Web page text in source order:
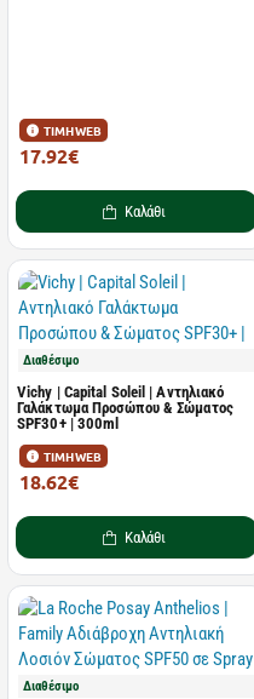
ΤΙΜΗ WEB
17.92€
Καλάθι
Διαθέσιμο
Vichy | Capital Soleil | Αντηλιακό
Γαλάκτωμα Πρoσώπου & Σώματος
SPF30+ | 300ml
ΤΙΜΗ WEB
18.62€
Καλάθι
Διαθέσιμο